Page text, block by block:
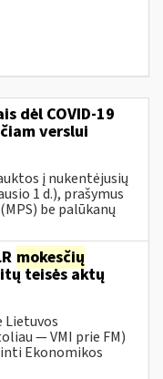
dėl COVID-19
verslui
į nukentėjusių
1 d.), prašymus
be palūkanų
mokesčių
teisės aktų
Lietuvos
— VMI prie FM)
Ekonomikos